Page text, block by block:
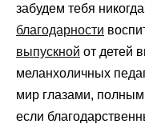
забудем тебя
благодарности
выпускной от детей
меланхоличных
мир глазами,
если